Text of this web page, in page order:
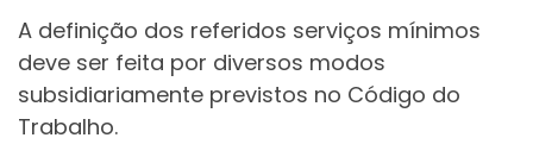
A definição dos referidos serviços mínimos
deve ser feita por diversos modos
subsidiariamente previstos no Código do
Trabalho.